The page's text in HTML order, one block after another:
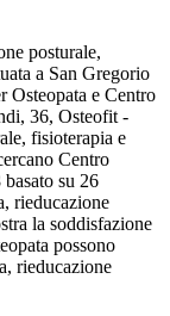
posturale,
a San Gregorio
Osteopata e Centro
36, Osteofit -
fisioterapia e
Centro
su 26
rieducazione
la soddisfazione
possono
rieducazione